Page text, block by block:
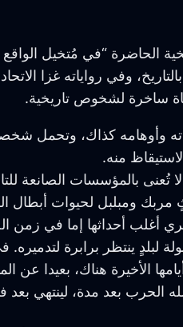
الحاضرة “في مُتخيل
وفي رواياته غزا
ساخرة لشخوص تاريخية.
وأوهامه كذاك، وتحمل
منه.
بالمؤسسات الصانعة
مربك ومبلبل لحيوات
أغلب أحداثها إما في زمن
ينتظر برابرة لتدميره.
الأخيرة هناك، بعيدا عن
بعد مدة، لينتهي بعد